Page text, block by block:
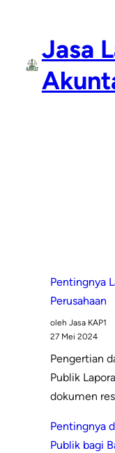
Jasa
Pentingnya
Perusahaan
oleh Jasa KAP1
27 Mei 2024
Pengertian
Publik
dokumen
Pentingnya
Publik bagi